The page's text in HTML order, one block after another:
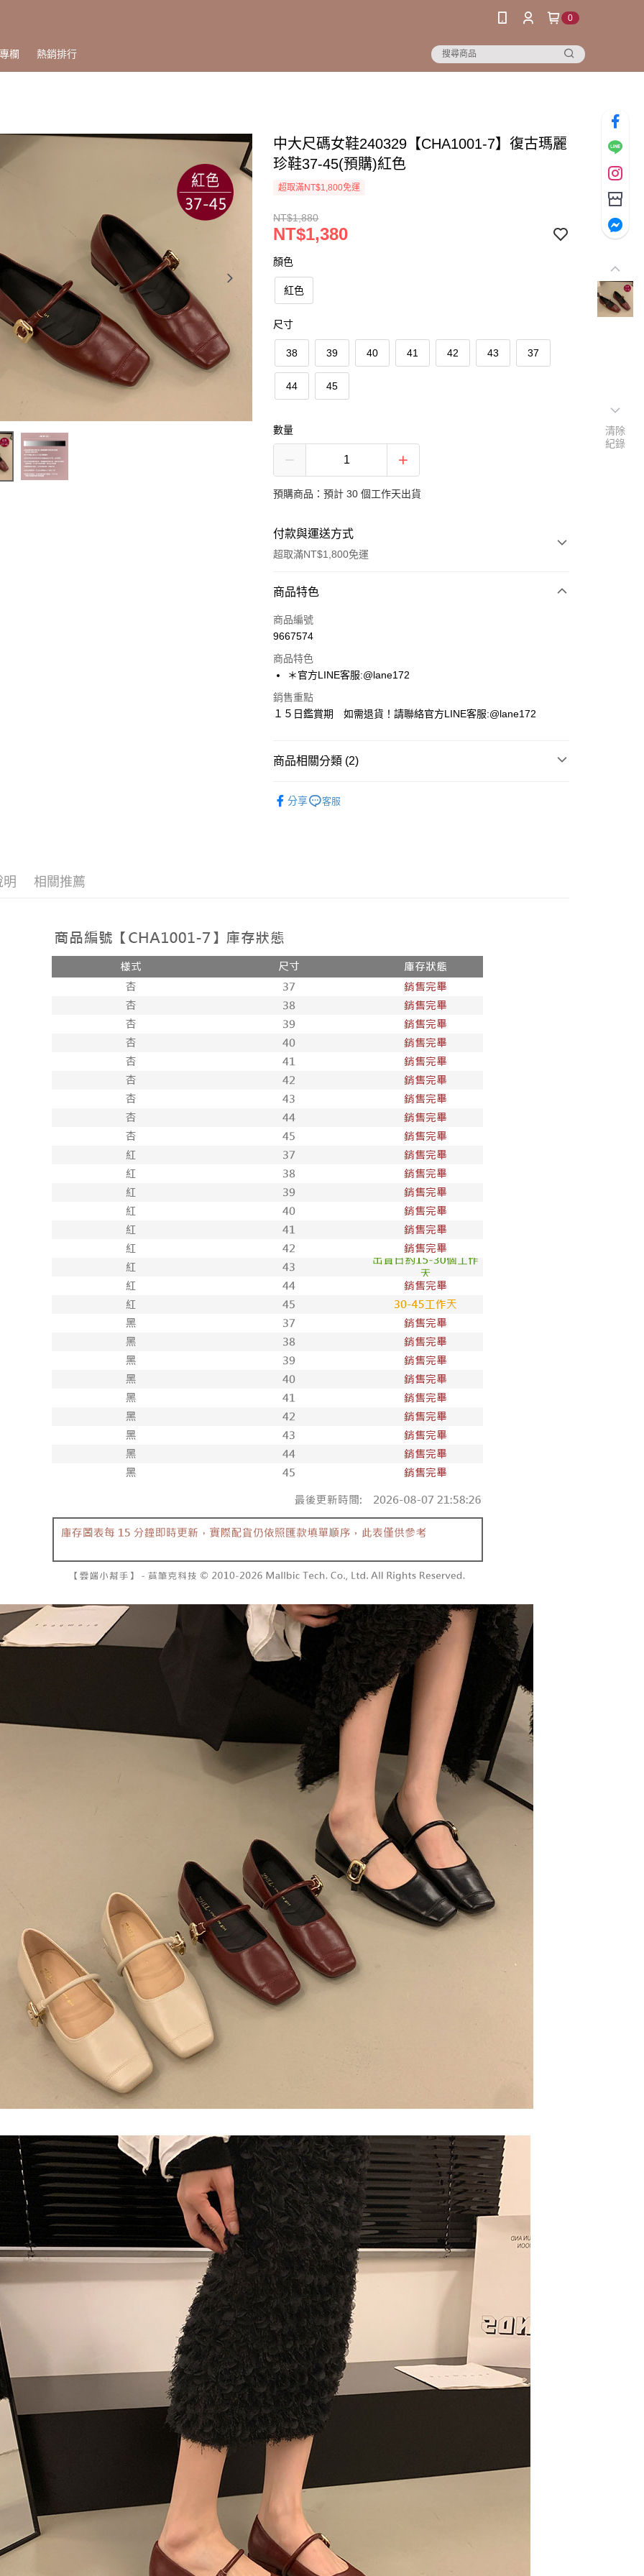
0
欄 熱銷排行
中大尺碼女鞋240329【CHA1001-7】復古瑪麗
珍鞋37-45(預購)紅色
超取滿NT$1,800免運
NT$1,880
NT$1,380
顏色
紅色
尺寸
38 39 40 41 42 43 37
44 45
數量
預購商品：預計 30 個工作天出貨
付款與運送方式
超取滿NT$1,800免運
付款方式
信用卡一次付款
LINE Pay
Apple Pay
7-11取貨付款
每筆NT$100，滿NT$1,800(含以上)免運費
付款後711取貨
每筆NT$100，滿NT$1,800(含以上)免運費
商品特色
商品編號
9667574
商品特色
＊官方LINE客服:@lane172
銷售重點
１５日鑑賞期 如需退貨！請聯絡官方LINE客服:@lane172
商品相關分類 (2)
分享 客服
明 相關推薦
清除
紀錄